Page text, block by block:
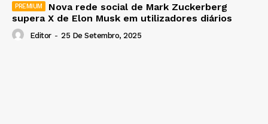
Nova rede social de Mark Zuckerberg
supera X de Elon Musk em utilizadores diários
Editor - 25 De Setembro, 2025